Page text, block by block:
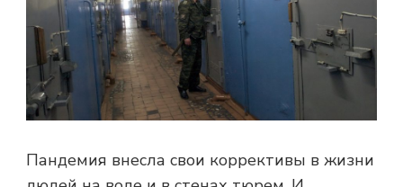
Пандемия внесла свои коррективы в жизни